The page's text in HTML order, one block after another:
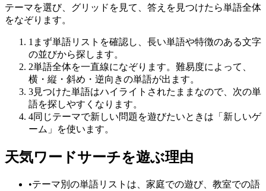
テーマを選び、グリッドを見て、答えを見つけたら単語全体
をなぞります。
1 まず単語リストを確認し、長い単語や特徴のある文字
の並びから探します。
2単語全体を一直線になぞります。難易度によって、
横・縦・斜め・逆向きの単語が出ます。
3見つけた単語はハイライトされたままなので、次の単
語を探しやすくなります。
4同じテーマで新しい問題を遊びたいときは「新しいゲ
ーム」を使います。
天気ワードサーチを遊ぶ理由
•テーマ別の単語リストは、家庭での遊び、教室での語